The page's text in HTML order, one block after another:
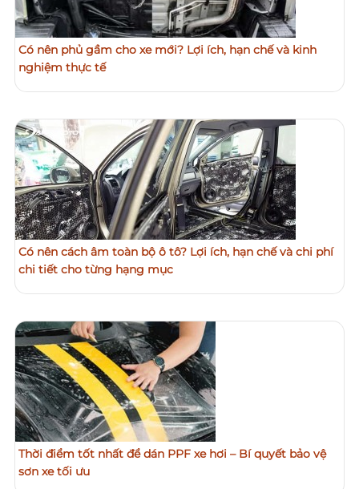
Có nên phủ gầm cho xe mới? Lợi ích, hạn chế và kinh
nghiệm thực tế
Có nên cách âm toàn bộ ô tô? Lợi ích, hạn chế và chi phí
chi tiết cho từng hạng mục
Thời điểm tốt nhất để dán PPF xe hơi – Bí quyết bảo vệ
sơn xe tối ưu